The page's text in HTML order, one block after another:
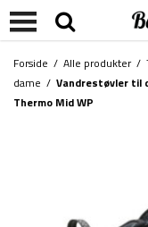
Forside / Alle produkter/
dame / Vandrestøvler til
Thermo Mid WP